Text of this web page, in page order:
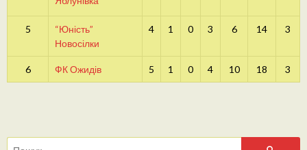
5
“Юність”
Новосілки
4 1 0 3 6 14 3
6 ФК Ожидів 5 1 0 4 10 18 3
Пошук: